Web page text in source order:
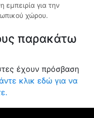
για την
χώρου.
παρακάτω
έχουν πρόσβαση
κλικ εδώ για να